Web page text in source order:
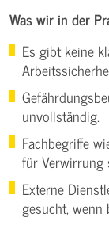
Was wir in der
Es gibt keine
unvollständig.
Fachbegriffe
für Verwirrung
Externe
gesucht,